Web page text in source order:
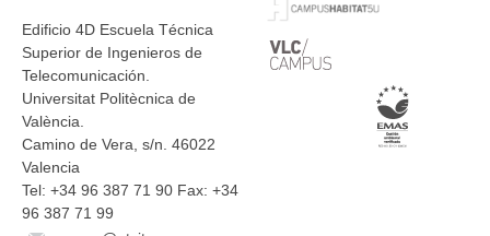
Edificio 4D Escuela Técnica
Superior de Ingenieros de
Telecomunicación.
Universitat Politècnica de
València.
Camino de Vera, s/n. 46022
Valencia
Tel: +34 96 387 71 90 Fax: +34
96 387 71 99